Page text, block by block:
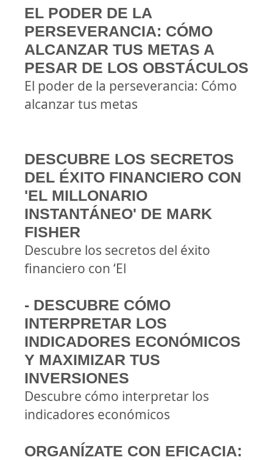
EL PODER DE LA
PERSEVERANCIA: CÓMO
ALCANZAR TUS METAS A
PESAR DE LOS OBSTÁCULOS
El poder de la perseverancia: Cómo
alcanzar tus metas
DESCUBRE LOS SECRETOS
DEL ÉXITO FINANCIERO CON
'EL MILLONARIO
INSTANTÁNEO' DE MARK
FISHER
Descubre los secretos del éxito
financiero con ‘El
- DESCUBRE CÓMO
INTERPRETAR LOS
INDICADORES ECONÓMICOS
Y MAXIMIZAR TUS
INVERSIONES
Descubre cómo interpretar los
indicadores económicos
ORGANÍZATE CON EFICACIA: